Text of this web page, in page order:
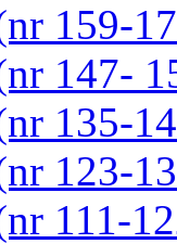
159-
147-
135-
123-
111-